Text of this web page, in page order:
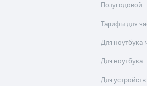
Полугодовой
Тарифы для
Для ноутбука
Для ноутбука
Для устройств